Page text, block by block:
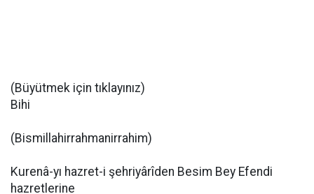
(Büyütmek için tıklayınız)
Bihi
(Bismillahirrahmanirrahim)
Kurenâ-yı hazret-i şehriyârîden Besim Bey Efendi
hazretlerine